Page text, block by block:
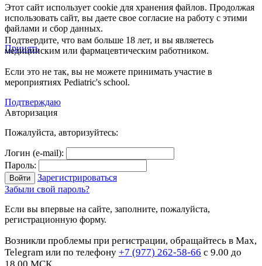
Этот сайт использует cookie для хранения файлов. Продолжая
использовать сайт, вы даете свое согласие на работу с этими
файлами и сбор данных.
Принять
Подтвердите, что вам больше 18 лет, и вы являетесь
медицинским или фармацевтическим работником.
Если это не так, вы не можете принимать участие в
мероприятиях Pediatric's school.
Подтверждаю
Авторизация
Пожалуйста, авторизуйтесь:
Логин (e-mail):
Пароль:
Зарегистрироваться
Забыли свой пароль?
Если вы впервые на сайте, заполните, пожалуйста,
регистрационную форму.
Возникли проблемы при регистрации, обращайтесь в Max,
Telegram или по телефону +7 (977) 262-58-66 с 9.00 до